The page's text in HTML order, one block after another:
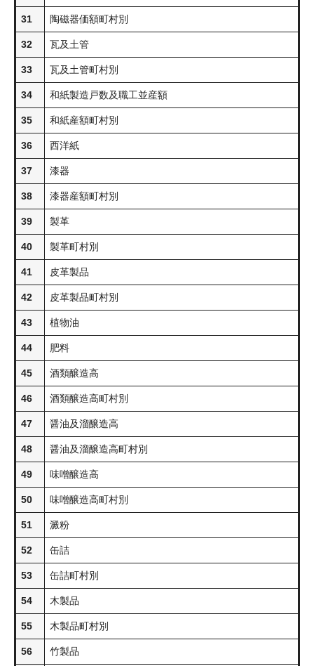
31 陶磁器価額町村別
32 瓦及土管
33 瓦及土管町村別
34 和紙製造戸数及職工並産額
35 和紙産額町村別
36 西洋紙
37 漆器
38 漆器産額町村別
39 製革
40 製革町村別
41 皮革製品
42 皮革製品町村別
43 植物油
44 肥料
45 酒類醸造高
46 酒類醸造高町村別
47 醤油及溜醸造高
48 醤油及溜醸造高町村別
49 味噌醸造高
50 味噌醸造高町村別
51 澱粉
52 缶詰
53 缶詰町村別
54 木製品
55 木製品町村別
56 竹製品